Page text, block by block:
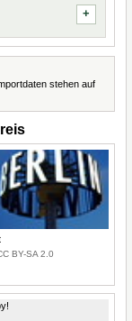
stehen auf
BY-SA 2.0